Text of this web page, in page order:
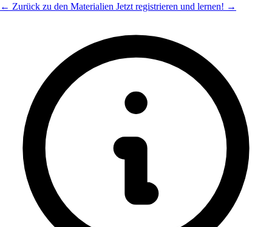
← Zurück zu den Materialien Jetzt registrieren und lernen! →